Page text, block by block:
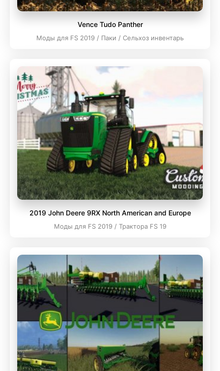
Vence Tudo Panther
Моды для FS 2019 / Паки / Сельхоз инвентарь
2019 John Deere 9RX North American and Europe
Моды для FS 2019 / Трактора FS 19